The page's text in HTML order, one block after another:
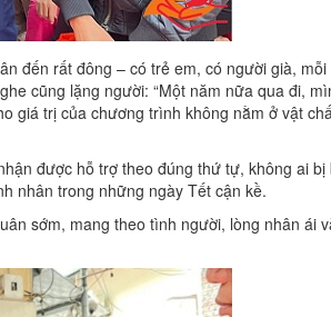
đến rất đông – có trẻ em, có người già, mỗi
cũng lặng người: “Một năm nữa qua đi,
giá trị của chương trình không nằm ở vật
được hỗ trợ theo đúng thứ tự, không ai bị
nhân trong những ngày Tết cận kề.
sớm, mang theo tình người, lòng nhân ái